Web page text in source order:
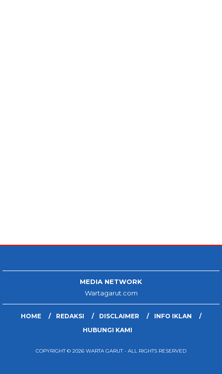
MEDIA NETWORK
Wartagarut.com
HOME REDAKSI DISCLAIMER
INFO IKLAN
HUBUNGI KAMI
COPYRIGHT © 2026 WARTA GARUT - ALL RIGHTS RESERVED